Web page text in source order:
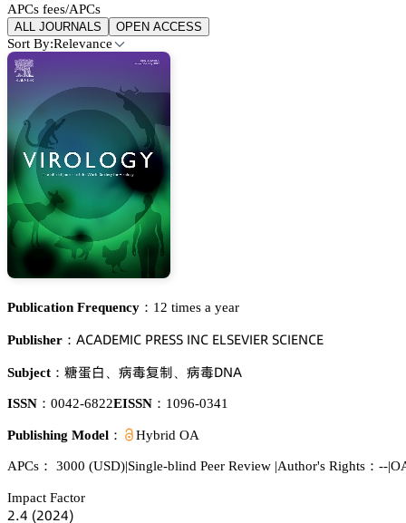
APCs fees/APCs
ALL JOURNALS OPEN ACCESS
Sort By:Relevance
Publication Frequency： 12 times a year
Publisher： 嵻。嵻枀乊胦喊。 鵝葤乊偌偌 喊沟。 乊欄偌乊妯喊乊葤 偌。喊乊沟。乊
Subject： 譴訥骏 緺澣盘嗭 緺澣枀沟嵻
ISSN： 0042-6822EISSN： 1096-0341
Publishing Model： Hybrid OA
APCs： 3000 (USD)|Single-blind Peer Review |Author's Rights：--|
Impact Factor
缗.鋺 (缗蔡缗鋺)